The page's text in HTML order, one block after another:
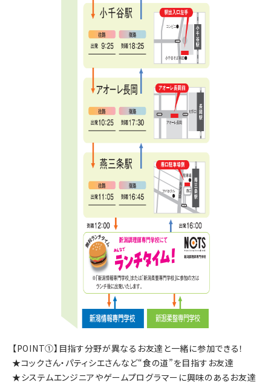
【POINT①】目指す分野が異なるお友達と一緒に参加できる！
★コックさん・パティシエさんなど“食の道”を目指すお友達
★システムエンジニアやゲームプログラマーに興味のあるお友達